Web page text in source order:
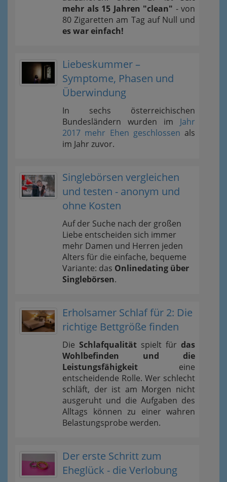
mehr als 15 Jahren "clean" - von
80 Zigaretten am Tag auf Null und
es war einfach!
Liebeskummer –
Symptome, Phasen und
Überwindung
In sechs österreichischen
Bundesländern wurden im Jahr
2017 mehr Ehen geschlossen als
im Jahr zuvor.
Singlebörsen vergleichen
und testen - anonym und
ohne Kosten
Auf der Suche nach der großen
Liebe entscheiden sich immer
mehr Damen und Herren jeden
Alters für die einfache, bequeme
Variante: das Onlinedating über
Singlebörsen.
Erholsamer Schlaf für 2: Die
richtige Bettgröße finden
Die Schlafqualität spielt für das
Wohlbefinden und die
Leistungsfähigkeit eine
entscheidende Rolle. Wer schlecht
schläft, der ist am Morgen nicht
ausgeruht und die Aufgaben des
Alltags können zu einer wahren
Belastungsprobe werden.
Der erste Schritt zum
Eheglück - die Verlobung